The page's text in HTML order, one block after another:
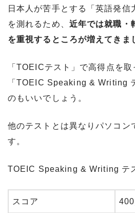
日本人が苦手とする「英語発信
を測れるため、 近年では就職・
を重視するところが増えてきま
「TOEICテスト」で高得点を
「TOEIC Speaking & Writing
のもいいでしょう。
他のテストとは異なりパソコン
す。
TOEIC Speaking & Writing テ
スコア 400